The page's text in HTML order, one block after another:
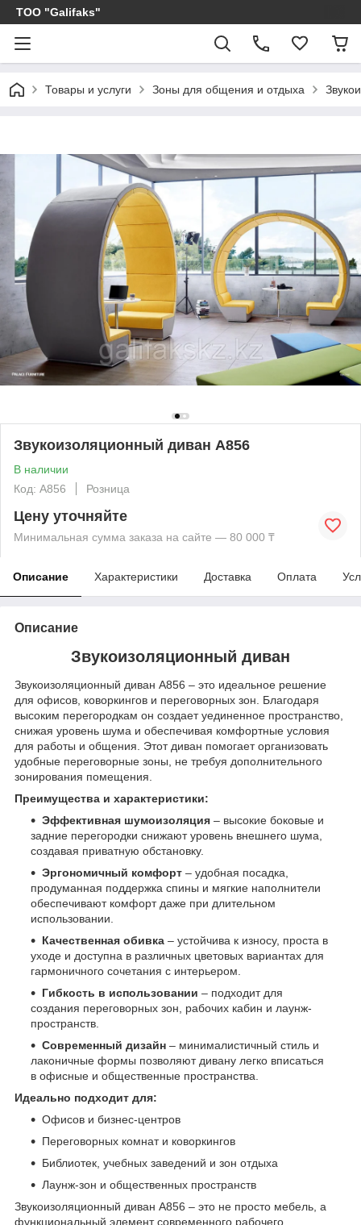
ТОО "Galifaks"
Товары и услуги Зоны для общения и отдыха
Звукоизоляционный диван A856
В наличии
Код: A856
Розница
Цену уточняйте
Минимальная сумма заказа на сайте — 80 000 ₸
Описание Характеристики Доставка Оплата
Описание
Звукоизоляционный диван
Звукоизоляционный диван A856 – это идеальное решение
для офисов, коворкингов и переговорных зон. Благодаря
высоким перегородкам он создает уединенное пространство,
снижая уровень шума и обеспечивая комфортные условия
для работы и общения. Этот диван помогает организовать
удобные переговорные зоны, не требуя дополнительного
зонирования помещения.
Преимущества и характеристики:
Эффективная шумоизоляция – высокие боковые и
задние перегородки снижают уровень внешнего шума,
создавая приватную обстановку.
Эргономичный комфорт – удобная посадка,
продуманная поддержка спины и мягкие наполнители
обеспечивают комфорт даже при длительном
использовании.
Качественная обивка – устойчива к износу, проста в
уходе и доступна в различных цветовых вариантах для
гармоничного сочетания с интерьером.
Гибкость в использовании – подходит для
создания переговорных зон, рабочих кабин и лаунж-
пространств.
Современный дизайн – минималистичный стиль и
лаконичные формы позволяют дивану легко вписаться
в офисные и общественные пространства.
Идеально подходит для:
Офисов и бизнес-центров
Переговорных комнат и коворкингов
Библиотек, учебных заведений и зон отдыха
Лаунж-зон и общественных пространств
Звукоизоляционный диван A856 – это не просто мебель, а
функциональный элемент современного рабочего